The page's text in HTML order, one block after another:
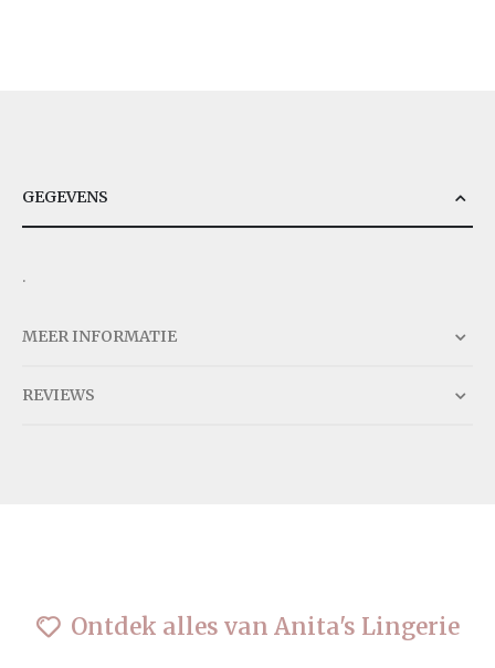
GEGEVENS
.
MEER INFORMATIE
REVIEWS
Ontdek alles van Anita's Lingerie